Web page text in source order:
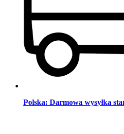
Polska: Darmowa wysyłka